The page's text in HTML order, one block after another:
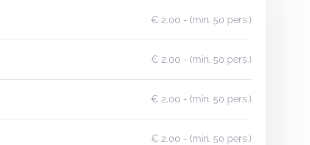
€ 2,00 - (min. 50 pers.)
€ 2,00 - (min. 50 pers.)
€ 2,00 - (min. 50 pers.)
€ 2,00 - (min. 50 pers.)